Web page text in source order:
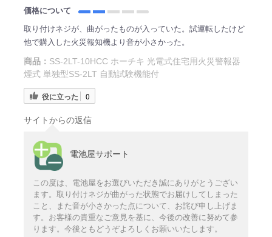
価格について
取り付けネジが、曲がったものが入っていた。試運転したけど
他で購入した火災報知機より音が小さかった。
商品： SS-2LT-10HCC ホーチキ 光電式住宅用火災警報器
煙式 単独型SS-2LT 自動試験機能付
役に立った 0
サイトからの返信
電池屋サポート
この度は、電池屋をお選びいただき誠にありがとうござい
ます。取り付けネジが曲がった状態でお届けしてしまった
こと、また音が小さかった点について、お詫び申し上げま
す。お客様の貴重なご意見を基に、今後の改善に努めて参
ります。今後ともどうぞよろしくお願いいたします。